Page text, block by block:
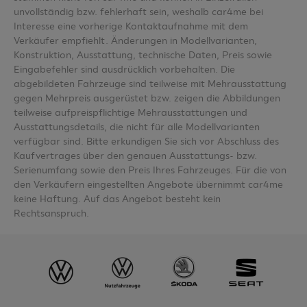
unvollständig bzw. fehlerhaft sein, weshalb car4me bei
Interesse eine vorherige Kontaktaufnahme mit dem
Verkäufer empfiehlt. Änderungen in Modellvarianten,
Konstruktion, Ausstattung, technische Daten, Preis sowie
Eingabefehler sind ausdrücklich vorbehalten. Die
abgebildeten Fahrzeuge sind teilweise mit Mehrausstattung
gegen Mehrpreis ausgerüstet bzw. zeigen die Abbildungen
teilweise aufpreispflichtige Mehrausstattungen und
Ausstattungsdetails, die nicht für alle Modellvarianten
verfügbar sind. Bitte erkundigen Sie sich vor Abschluss des
Kaufvertrages über den genauen Ausstattungs- bzw.
Serienumfang sowie den Preis Ihres Fahrzeuges. Für die von
den Verkäufern eingestellten Angebote übernimmt car4me
keine Haftung. Auf das Angebot besteht kein
Rechtsanspruch.